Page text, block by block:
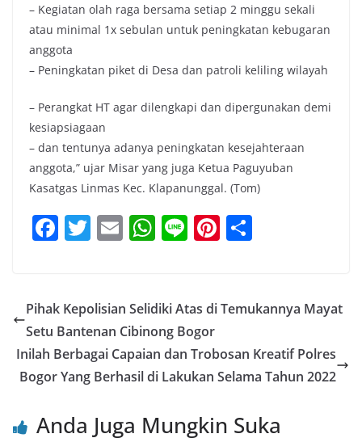
– Kegiatan olah raga bersama setiap 2 minggu sekali
atau minimal 1x sebulan untuk peningkatan kebugaran
anggota
– Peningkatan piket di Desa dan patroli keliling wilayah
– Perangkat HT agar dilengkapi dan dipergunakan demi
kesiapsiagaan
– dan tentunya adanya peningkatan kesejahteraan
anggota,” ujar Misar yang juga Ketua Paguyuban
Kasatgas Linmas Kec. Klapanunggal. (Tom)
F
e
b
o
o
T
er
E
l
W
s
A
p
p
Li Pi
e e
Pihak Kepolisian Selidiki Atas di Temukannya Mayat
Setu Bantenan Cibinong Bogor
Inilah Berbagai Capaian dan Trobosan Kreatif Polres
Bogor Yang Berhasil di Lakukan Selama Tahun 2022
Anda Juga Mungkin Suka